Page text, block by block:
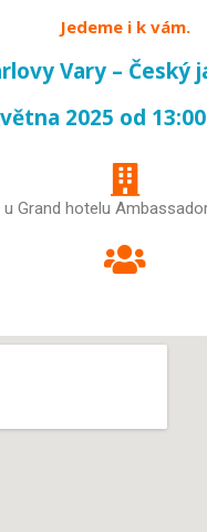
Jedeme i k vám.
Vary – Český
2025 od
Grand hotelu